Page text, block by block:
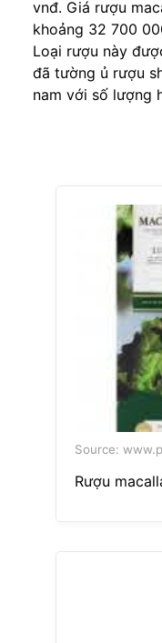
vnđ. Giá rượu
khoảng 32 700
Loại rượu này
đã tường ủ rượu
nam với số lượng
Source:
Rượu